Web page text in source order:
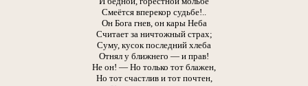
Смеётся вперекор судьбе!..
Он Бога гнев, он кары Неба
Считает за ничтожный страх;
Суму, кусок последний хлеба
Отнял у ближнего — и прав!
Не он! — Но только тот блажен,
Но тот счастлив и тот почтен,